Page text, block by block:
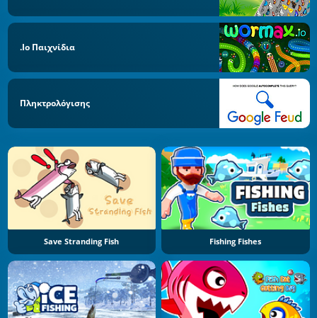
.io Παιχνίδια
Πληκτρολόγισης
Save Stranding Fish Fishing Fishes